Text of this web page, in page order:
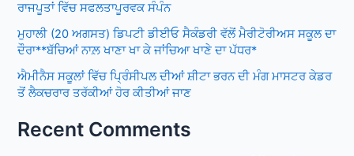
ਰਾਜਪੂਤਾਂ ਵਿੱਚ ਸਫਲਤਾਪੂਰਵਕ ਸੰਪੰਨ
ਮੁਹਾਲੀ (20 ਅਗਸਤ) ਡਿਪਟੀ ਡੀਈਓ ਸੈਕੰਡਰੀ ਵੱਲੋਂ ਮੈਰੀਟੋਰੀਅਸ ਸਕੂਲ ਦਾ
ਦੌਰਾ**ਬੱਚਿਆਂ ਨਾਲ਼ ਖਾਣਾ ਖਾ ਕੇ ਜਾਂਚਿਆ ਖਾਣੇ ਦਾ ਪੱਧਰ*
ਐਮੀਨੈਸ ਸਕੂਲਾਂ ਵਿੱਚ ਪ੍ਰਿੰਸੀਪਲ ਦੀਆਂ ਸ਼ੀਟਾ ਭਰਨ ਦੀ ਮੰਗ ਮਾਸਟਰ ਕੇਡਰ
ਤੋਂ ਲੈਕਚਰਾਰ ਤਰੱਕੀਆਂ ਹੋਰ ਕੀਤੀਆਂ ਜਾਣ
Recent Comments